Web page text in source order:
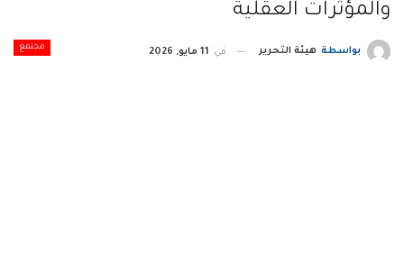
والمؤثرات العقلية
مجتمع بواسطة هيئة التحرير في 11 مايو, 2026